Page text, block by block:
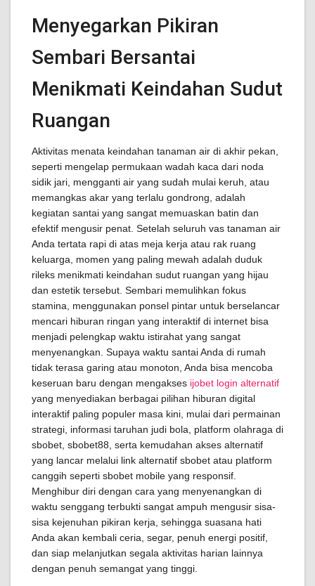
Menyegarkan Pikiran
Sembari Bersantai
Menikmati Keindahan Sudut
Ruangan
Aktivitas menata keindahan tanaman air di akhir pekan,
seperti mengelap permukaan wadah kaca dari noda
sidik jari, mengganti air yang sudah mulai keruh, atau
memangkas akar yang terlalu gondrong, adalah
kegiatan santai yang sangat memuaskan batin dan
efektif mengusir penat. Setelah seluruh vas tanaman air
Anda tertata rapi di atas meja kerja atau rak ruang
keluarga, momen yang paling mewah adalah duduk
rileks menikmati keindahan sudut ruangan yang hijau
dan estetik tersebut. Sembari memulihkan fokus
stamina, menggunakan ponsel pintar untuk berselancar
mencari hiburan ringan yang interaktif di internet bisa
menjadi pelengkap waktu istirahat yang sangat
menyenangkan. Supaya waktu santai Anda di rumah
tidak terasa garing atau monoton, Anda bisa mencoba
keseruan baru dengan mengakses ijobet login alternatif
yang menyediakan berbagai pilihan hiburan digital
interaktif paling populer masa kini, mulai dari permainan
strategi, informasi taruhan judi bola, platform olahraga di
sbobet, sbobet88, serta kemudahan akses alternatif
yang lancar melalui link alternatif sbobet atau platform
canggih seperti sbobet mobile yang responsif.
Menghibur diri dengan cara yang menyenangkan di
waktu senggang terbukti sangat ampuh mengusir sisa-
sisa kejenuhan pikiran kerja, sehingga suasana hati
Anda akan kembali ceria, segar, penuh energi positif,
dan siap melanjutkan segala aktivitas harian lainnya
dengan penuh semangat yang tinggi.